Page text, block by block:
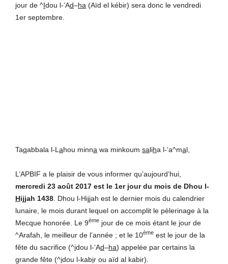
jour de ^Idou l-‘Ad–ha (Aïd el kébir) sera donc le vendredi
1er septembre.
Taqabbala l-L ahou minna wa minkoum saliha l-‘a^mal,
L’APBIF a le plaisir de vous informer qu’aujourd’hui,
mercredi 23 août 2017 est le 1er jour du mois de Dhou l-
Hijjah 1438 . Dhou l-Hijjah est le dernier mois du calendrier
lunaire, le mois durant lequel on accomplit le pèlerinage à la
Mecque honorée. Le 9ème jour de ce mois étant le jour de
^Arafah, le meilleur de l’année ; et le 10ème est le jour de la
fête du sacrifice (^idou l-‘Ad–ha) appelée par certains la
grande fête (^idou l-kabir ou aïd al kabir).